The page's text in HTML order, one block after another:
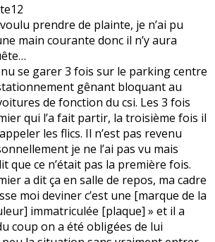
prendre de plainte, je n’ai pu
main courante donc il n’y aura
se garer 3 fois sur le parking centre
gênant bloquant au
de fonction du csi. Les 3 fois
qui l’a fait partir, la troisième fois il
les flics. Il n’est pas revenu
je ne l’ai pas vu mais
que ce n’était pas la première fois.
a dit ça en salle de repos, ma cadre
moi deviner c’est une [marque de la
immatriculée [plaque] » et il a
coup on a été obligées de lui